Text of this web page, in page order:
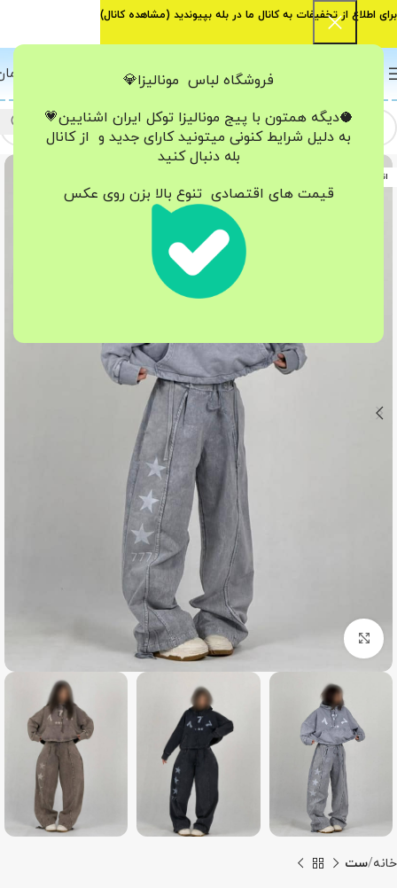
فروشگاه لباس مونالیزا💎
🥥دیگه همتون با پیج مونالیزا تو‌کل ایران اشنایین💗
به دلیل شرایط کنونی میتونید کارای جدید و از کانال
بله دنبال کنید
قیمت های اقتصادی تنوع بالا بزن روی عکس
اتمام موجودی
بزرگنمایی تصویر
خانه ست
برای اطلاع از تخفیفات به کانال ما در بله بپیوندید (مشاهده کانال)